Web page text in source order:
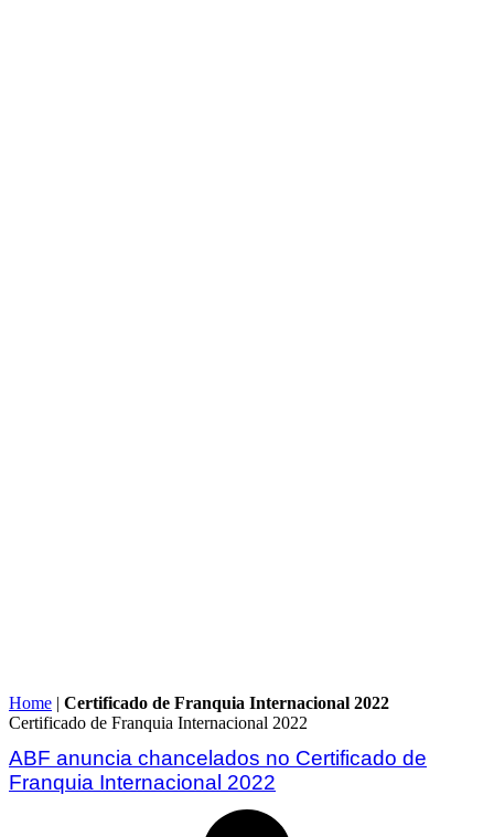
Home | Certificado de Franquia Internacional 2022
Certificado de Franquia Internacional 2022
ABF anuncia chancelados no Certificado de
Franquia Internacional 2022